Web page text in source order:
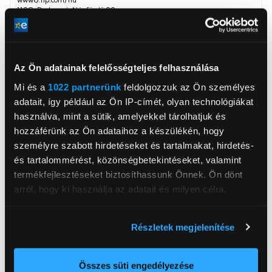
Az Ön adatainak felelősségteljes felhasználása
Mi és a 1022 partnerünk feldolgozzuk az Ön személyes
adatait, így például az Ön IP-címét, olyan technológiákat
használva, mint a sütik, amelyekkel tárolhatjuk és
hozzáférünk az Ön adataihoz a készülékén, hogy
személyre szabott hirdetéseket és tartalmakat, hirdetés-
és tartalommérést, közönségbetekintéseket, valamint
termékfejlesztéseket biztosíthassunk Önnek. Ön dönt
arról, hogy ki használja az adatait és milyen célra.
elhelyezkedéséről pár méteres pontossággal
Az Ön készülékén beazonosítása annak konkrét
Részletek megjelenítése
Összes süti engedélyezése
1138, Budapest, Népfürdő 22
Nyomtatási felbontás
600x600 dpi
Színes felbontás
600x600 dpi
Nyomtatási sebesség
fekete-fehér
35 oldal/perc
Nyomtatási sebesség színes33 oldal/perc
Igen
Magasság
42 cm
63,6 cm
Nettó súly
16,33 kg